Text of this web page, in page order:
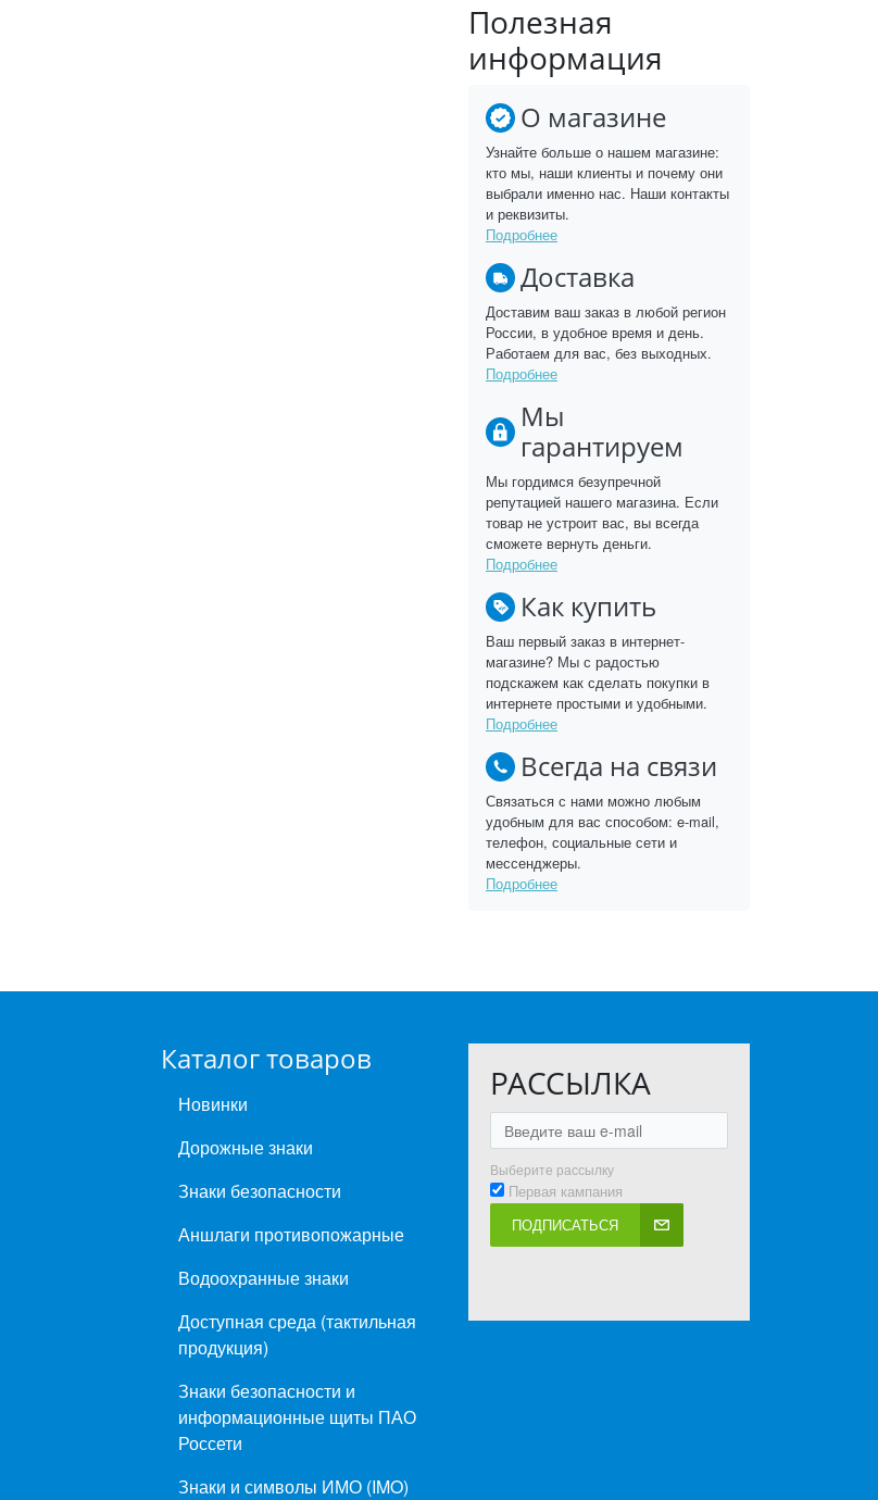
Полезная
информация
О магазине
Узнайте больше о нашем магазине:
кто мы, наши клиенты и почему они
выбрали именно нас. Наши контакты
и реквизиты.
Подробнее
Доставка
Доставим ваш заказ в любой регион
России, в удобное время и день.
Работаем для вас, без выходных.
Подробнее
Мы
гарантируем
Мы гордимся безупречной
репутацией нашего магазина. Если
товар не устроит вас, вы всегда
сможете вернуть деньги.
Подробнее
Как купить
Ваш первый заказ в интернет-
магазине? Мы с радостью
подскажем как сделать покупки в
интернете простыми и удобными.
Подробнее
Всегда на связи
Связаться с нами можно любым
удобным для вас способом: e-mail,
телефон, социальные сети и
мессенджеры.
Подробнее
Каталог товаров
Новинки
Дорожные знаки
Знаки безопасности
Аншлаги противопожарные
Водоохранные знаки
Доступная среда (тактильная
продукция)
Знаки безопасности и
информационные щиты ПАО
Россети
Знаки и символы ИМО (IMO)
РАССЫЛКА
Выберите рассылку
Первая кампания
ПОДПИСАТЬСЯ